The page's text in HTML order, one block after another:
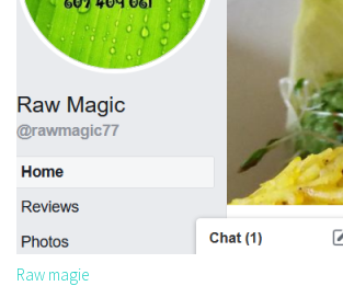
Raw magie